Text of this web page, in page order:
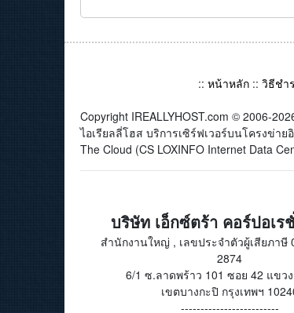
:: หน้าหลัก :: วิธีชำ
Copyright IREALLYHOST.com © 2006-
ไอเรียลลี่โฮส บริการเซิร์ฟเวอร์บนโครงข่า
The Cloud (CS LOXINFO Internet Data
บริษัท เอ็กซ์ตร้า คอร์ปอเร
สำนักงานใหญ่ , เลขประจำตัวผู้เสียภาษี
2874
6/1 ซ.ลาดพร้าว 101 ซอย 42 แขว
เขตบางกะปิ กรุงเทพฯ
-------------------------